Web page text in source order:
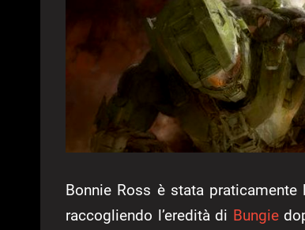
Bonnie Ross è stata
raccogliendo l’eredità di Bungie